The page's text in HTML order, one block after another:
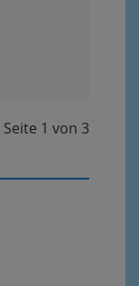
Seite 1 von 3